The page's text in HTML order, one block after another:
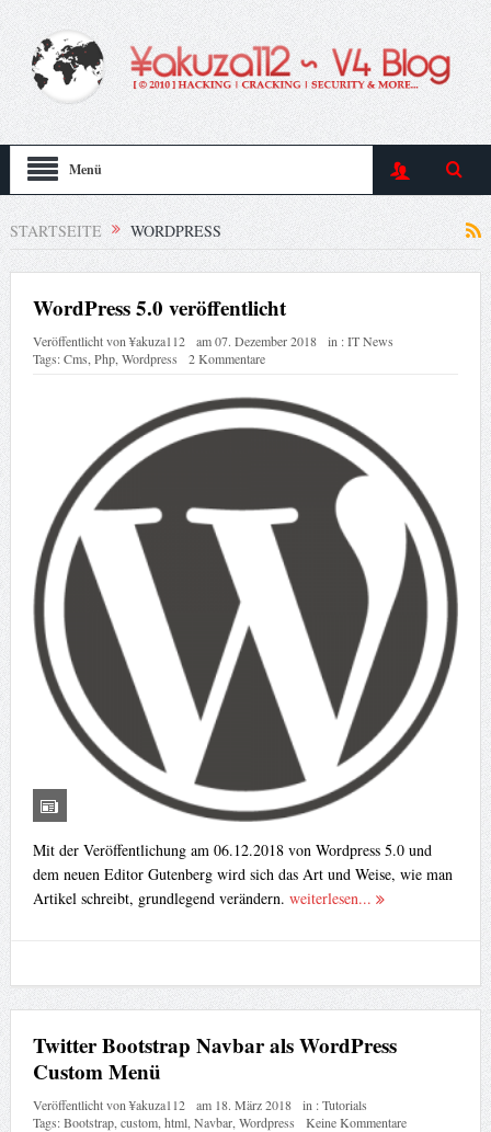
Menü
STARTSEITE WORDPRESS
WordPress 5.0 veröffentlicht
Veröffentlicht von¥akuza112 am07. Dezember 2018 in :IT News
Tags:Cms Php, Wordpress 2 Kommentare
Mit der Veröffentlichung am 06.12.2018 von Wordpress 5.0 und
dem neuen Editor Gutenberg wird sich das Art und Weise, wie man
Artikel schreibt, grundlegend verändern. weiterlesen...
Twitter Bootstrap Navbar als WordPress
Custom Menü
Veröffentlicht von¥akuza112 am 18. März 2018 in :Tutorials
Tags:Bootstrap, custom, html, Navbar, Wordpress Keine Kommentare